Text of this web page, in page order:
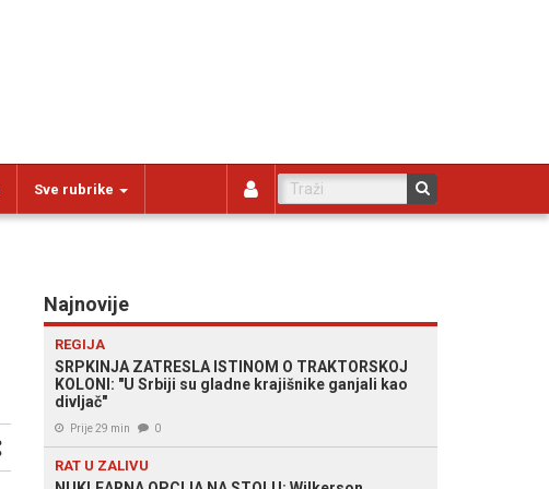
Sve rubrike
Najnovije
REGIJA
SRPKINJA ZATRESLA ISTINOM O TRAKTORSKOJ
KOLONI: "U Srbiji su gladne krajišnike ganjali kao
divljač"
Prije 29 min 0
RAT U ZALIVU